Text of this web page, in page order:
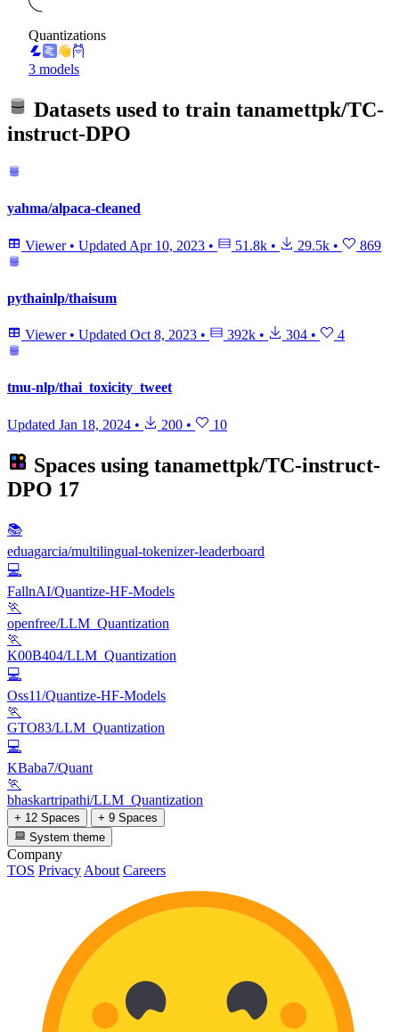
Quantizations
3 models
Datasets used to train tanamettpk/TC-
instruct-DPO
yahma/alpaca-cleaned
Viewer • Updated Apr 10, 2023 • 51.8k • 29.5k • 869
pythainlp/thaisum
Viewer • Updated Oct 8, 2023 • 392k • 304 • 4
tmu-nlp/thai_toxicity_tweet
Updated Jan 18, 2024 • 200 • 10
Spaces using tanamettpk/TC-instruct-
DPO 17
📚
eduagarcia/multilingual-tokenizer-leaderboard
💻
FallnAI/Quantize-HF-Models
🏃
openfree/LLM_Quantization
🏃
K00B404/LLM_Quantization
💻
Oss11/Quantize-HF-Models
🏃
GTO83/LLM_Quantization
💻
KBaba7/Quant
🏃
bhaskartripathi/LLM_Quantization
+ 12 Spaces
+ 9 Spaces
System theme
Company
TOS Privacy About Careers